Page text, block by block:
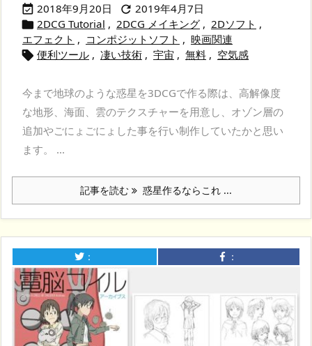
 2018年9月20日  2019年4月7日
 2DCG Tutorial , 2DCG メイキング , 2Dソフト ,
エフェクト , コンポジットソフト , 映画関連
 便利ツール , 凄い技術 , 宇宙 , 無料 , 空気感
今まで地球のような惑星を3DCGで作る際は、高解像度
な地形、海面、雲のテクスチャーを用意し、オゾン層の
追加やごにょごにょした事を行い制作していたかと思い
ます。 ...
記事を読む 惑星作るならこれ ...
： ：